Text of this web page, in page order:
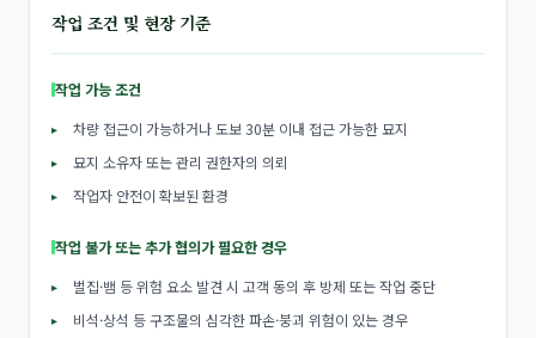
작업 조건 및 현장 기준
작업 가능 조건
차량 접근이 가능하거나 도보 30분 이내 접근 가능한 묘지
묘지 소유자 또는 관리 권한자의 의뢰
작업자 안전이 확보된 환경
작업 불가 또는 추가 협의가 필요한 경우
벌집·뱀 등 위험 요소 발견 시 고객 동의 후 방제 또는 작업 중단
비석·상석 등 구조물의 심각한 파손·붕괴 위험이 있는 경우